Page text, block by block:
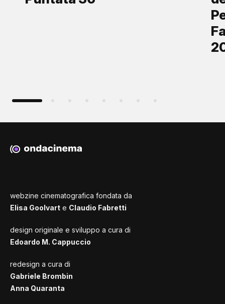
webzine cinematografica fondata da
Elisa Goolvart e Claudio Fabretti
design originale e sviluppo a cura di
Edoardo M. Cappuccio
redesign a cura di
Gabriele Brombin
Anna Quaranta